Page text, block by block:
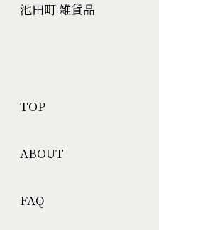
TOP
ABOUT
FAQ
池田町 雑貨品